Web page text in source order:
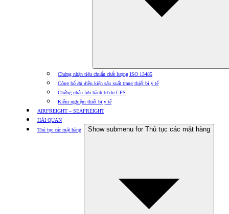
Chứng nhận tiêu chuẩn chất lượng ISO 13485
Công bố đủ điều kiện sản xuất trang thiết bị y tế
Chứng nhận lưu hành tự do CFS
Kiểm nghiệm thiết bị y tế
AIRFREIGHT – SEAFREIGHT
HẢI QUAN
Thủ tục các mặt hàng
Show submenu for Thủ tục các mặt hàng